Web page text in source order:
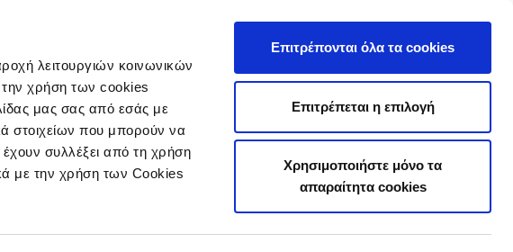
λειτουργιών κοινωνικών
την χρήση των cookies
μας σας από εσάς με
στοιχείων που μπορούν να
συλλέξει από τη χρήση
με την χρήση των Cookies
Επιτρέπονται όλα τα cookies
Επιτρέπεται η επιλογή
Χρησιμοποιήστε μόνο τα
απαραίτητα cookies
Next
Tweets by CyprusFA
Προσεχή γεγονότα
Conference League